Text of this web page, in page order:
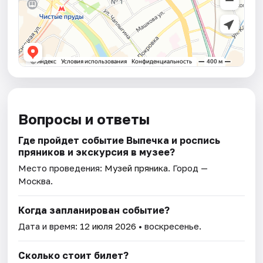
Вопросы и ответы
Где пройдет событие Выпечка и роспись
пряников и экскурсия в музее?
Место проведения: Музей пряника. Город —
Москва.
Когда запланирован событие?
Дата и время: 12 июля 2026 • воскресенье.
Сколько стоит билет?